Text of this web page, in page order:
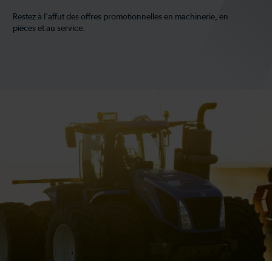
Restez à l'affut des offres promotionnelles en machinerie, en
pièces et au service.